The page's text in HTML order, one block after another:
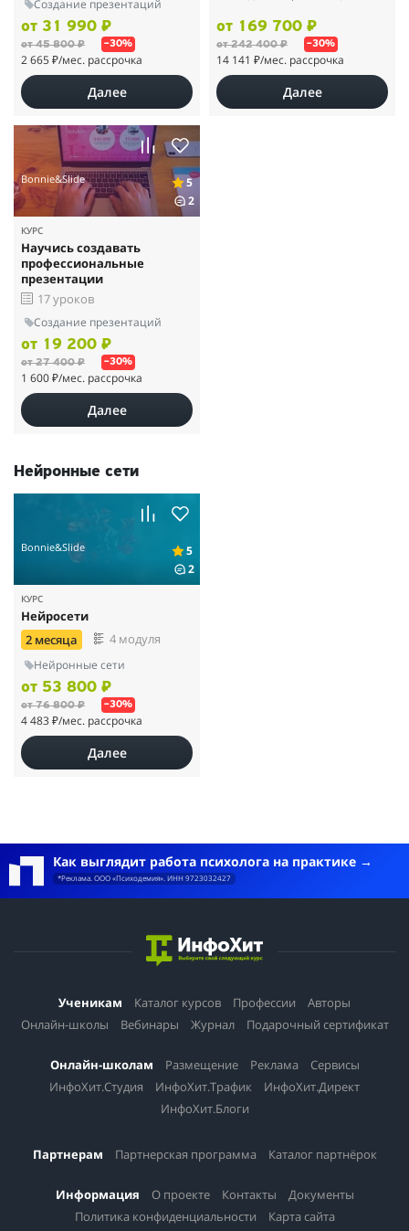
Создание презентаций
от 31 990 ₽
от 45 800 ₽ –30%
2 665 ₽/мес. рассрочка
Далее
от 169 700 ₽
от 242 400 ₽ –30%
14 141 ₽/мес. рассрочка
Далее
Bonnie&Slide
5
2
КУРС
Научись создавать
профессиональные
презентации
17 уроков
Создание презентаций
от 19 200 ₽
от 27 400 ₽ –30%
1 600 ₽/мес. рассрочка
Далее
Нейронные сети
Bonnie&Slide
5
2
КУРС
Нейросети
2 месяца
4 модуля
Нейронные сети
от 53 800 ₽
от 76 800 ₽ –30%
4 483 ₽/мес. рассрочка
Далее
Как выглядит работа психолога на практике
*Реклама. ООО «Психодемия». ИНН 9723032427
Ученикам Каталог курсов Профессии
Авторы
Онлайн-школы
Вебинары Журнал Подарочный сертификат
Онлайн-школам Размещение Реклама
Сервисы
ИнфоХит.Студия
ИнфоХит.Трафик
ИнфоХит.Директ
ИнфоХит.Блоги
Партнерам Партнерская программа Каталог партнёрок
Информация О проекте Контакты
Документы
Политика конфиденциальности
Карта сайта